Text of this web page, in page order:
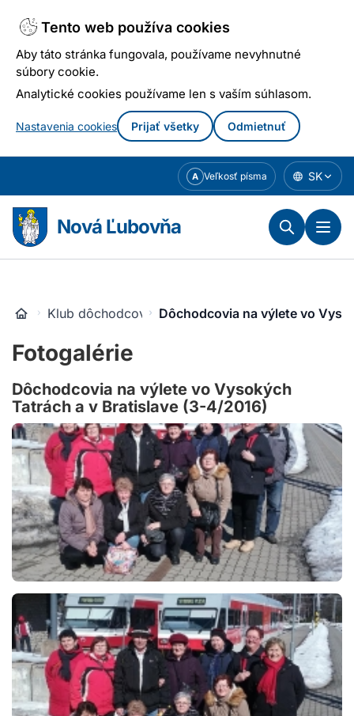
Tento web používa cookies
Aby táto stránka fungovala, používame nevyhnutné
súbory cookie.
Analytické cookies používame len s vaším súhlasom.
Nastavenia cookies Prijať všetky Odmietnuť
obsahu
A Veľkosť písma SK
Nová Ľubovňa
Klub dôchodcov Dôchodcovia na výlete vo
Fotogalérie
Dôchodcovia na výlete vo Vysokých
Tatrách a v Bratislave (3-4/2016)